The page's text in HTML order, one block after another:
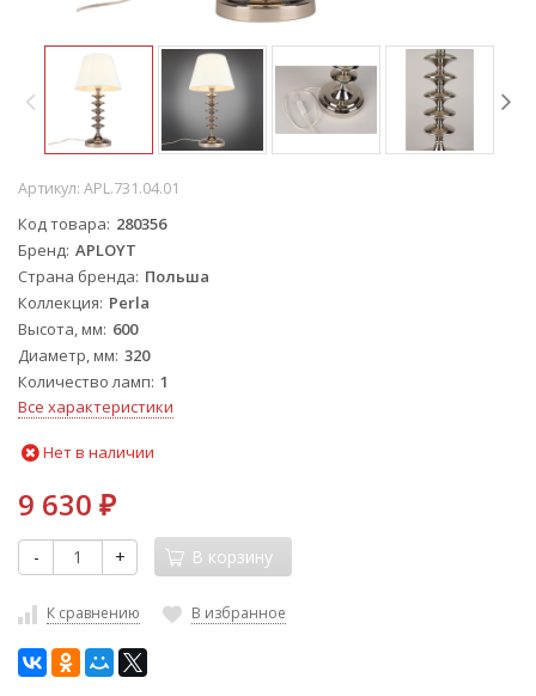
Артикул: APL.731.04.01
Код товара 280356
Бренд APLOYT
Страна бренда Польша
Коллекция Perla
Высота, мм 600
Диаметр, мм 320
Количество ламп 1
Все характеристики
Нет в наличии
9 630 ₽
- + В корзину
К сравнению В избранное